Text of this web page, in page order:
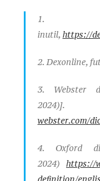
1.
inutil, https://
2. Dexonline,
3. Webster
webster.com/
4. Oxford
2024) https://